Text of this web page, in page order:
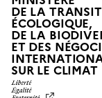
DE LA
ÉCOLOGIQUE,
DE LA
ET DES
SUR LE